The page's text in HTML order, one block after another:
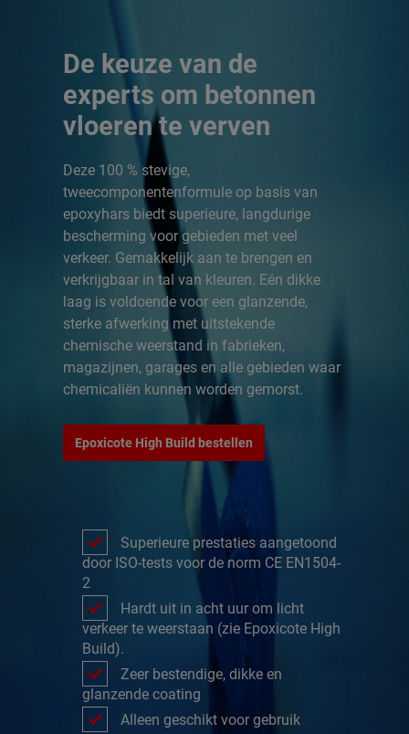
De keuze van de
experts om betonnen
vloeren te verven
Deze 100 % stevige,
tweecomponentenformule op basis van
epoxyhars biedt superieure, langdurige
bescherming voor gebieden met veel
verkeer. Gemakkelijk aan te brengen en
verkrijgbaar in tal van kleuren. Eén dikke
laag is voldoende voor een glanzende,
sterke afwerking met uitstekende
chemische weerstand in fabrieken,
magazijnen, garages en alle gebieden waar
chemicaliën kunnen worden gemorst.
Epoxicote High Build bestellen
Superieure prestaties aangetoond
door ISO-tests voor de norm CE EN1504-
2
Hardt uit in acht uur om licht
verkeer te weerstaan (zie Epoxicote High
Build).
Zeer bestendige, dikke en
glanzende coating
Alleen geschikt voor gebruik